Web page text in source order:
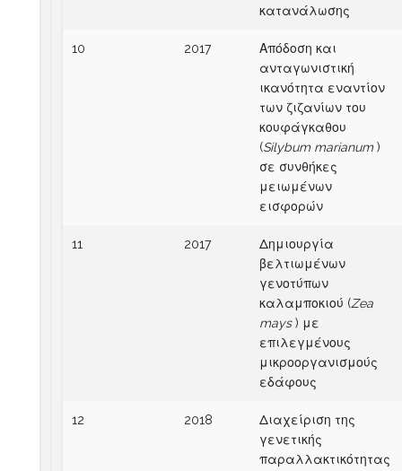
κατανάλωσης
10 2017
Απόδοση και
ανταγωνιστική
ικανότητα εναντίον
των ζιζανίων του
κουφάγκαθου
(Silybum marianum)
σε συνθήκες
μειωμένων
εισφορών
11 2017
Δημιουργία
βελτιωμένων
γενοτύπων
καλαμποκιού (Zea
mays) με
επιλεγμένους
μικροοργανισμούς
εδάφους
12 2018
Διαχείριση της
γενετικής
παραλλακτικότητας